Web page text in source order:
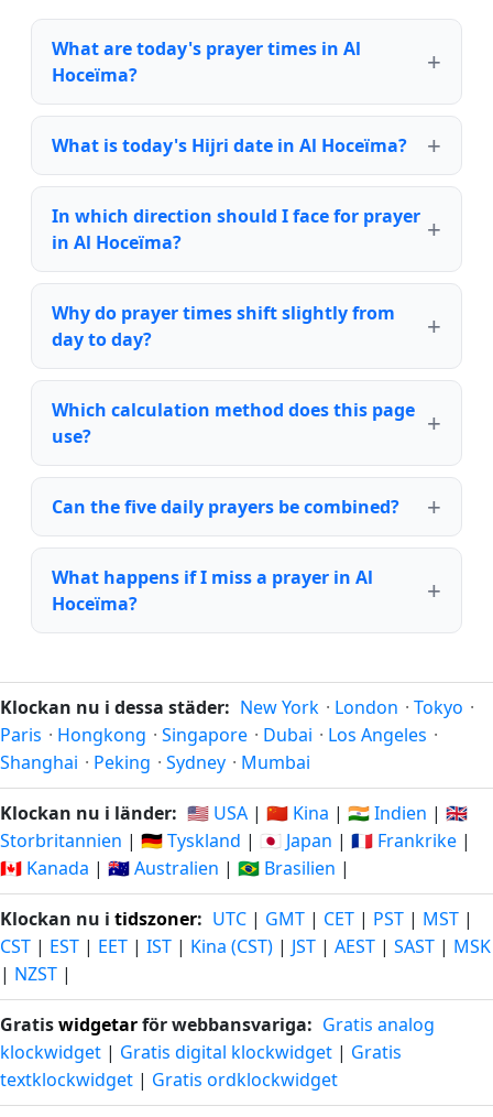
What are today's prayer times in Al
Hoceïma?
What is today's Hijri date in Al Hoceïma?
In which direction should I face for prayer
in Al Hoceïma?
Why do prayer times shift slightly from
day to day?
Which calculation method does this page
use?
Can the five daily prayers be combined?
What happens if I miss a prayer in Al
Hoceïma?
Klockan nu i dessa städer: New York · London · Tokyo ·
Paris · Hongkong · Singapore · Dubai · Los Angeles ·
Shanghai · Peking · Sydney · Mumbai
Klockan nu i länder: 🇺🇸 USA | 🇨🇳 Kina | 🇮🇳 Indien | 🇬🇧
Storbritannien | 🇩🇪 Tyskland | 🇯🇵 Japan | 🇫🇷 Frankrike |
🇨🇦 Kanada | 🇦🇺 Australien | 🇧🇷 Brasilien |
Klockan nu i tidszoner: UTC | GMT | CET | PST | MST |
CST | EST | EET | IST | Kina (CST) | JST | AEST | SAST | MSK
| NZST |
Gratiswidgetarför webbansvariga: Gratis analog
klockwidget | Gratis digital klockwidget | Gratis
textklockwidget | Gratis ordklockwidget